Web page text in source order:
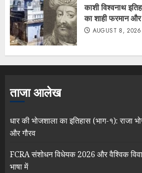
काशी विश्वनाथ
का शाही फरमान और
AUGUST 8, 2026
ताजा आलेख
धार की भोजशाला का इतिहास (भाग-१): राजा
और गौरव
FCRA संशोधन विधेयक 2026 और वैश्विक
भाषा में